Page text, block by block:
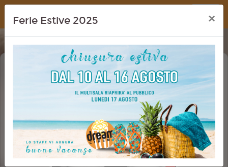
Dream Cinema
IL DIAVOLO VESTE PRADA 2 (THE
DEVIL WEARS PRADA 2)
CINEMA IN FESTA
Ferie Estive 2025 ×